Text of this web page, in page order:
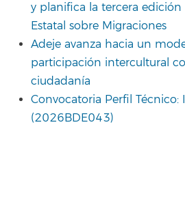
y planifica la tercera
Estatal sobre Migraciones
Adeje avanza hacia un
participación intercultural
ciudadanía
Convocatoria Perfil
(2026BDE043)